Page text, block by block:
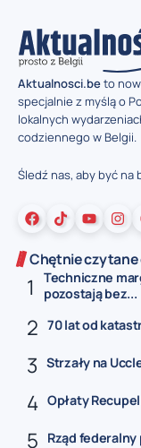
Aktualnosci.beto
specjalnie z myślą o
lokalnych
codziennego w Belgii.
Śledź nas, aby być na
Chętnie czytane
Techniczne
pozostają bez...
70 lat od
Strzały na
Opłaty
Rząd federalny